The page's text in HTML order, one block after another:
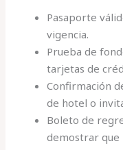
Pasaporte
vigencia.
Prueba de
tarjetas de
Confirmación
de hotel o
Boleto de
demostrar que